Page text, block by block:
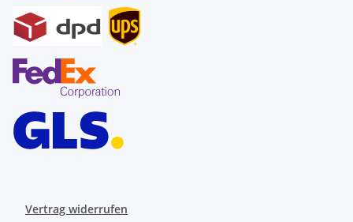
Vertrag widerrufen